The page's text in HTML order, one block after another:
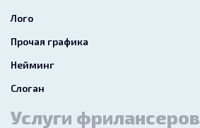
Лого
Прочая графика
Нейминг
Слоган
Услуги фрилансеров